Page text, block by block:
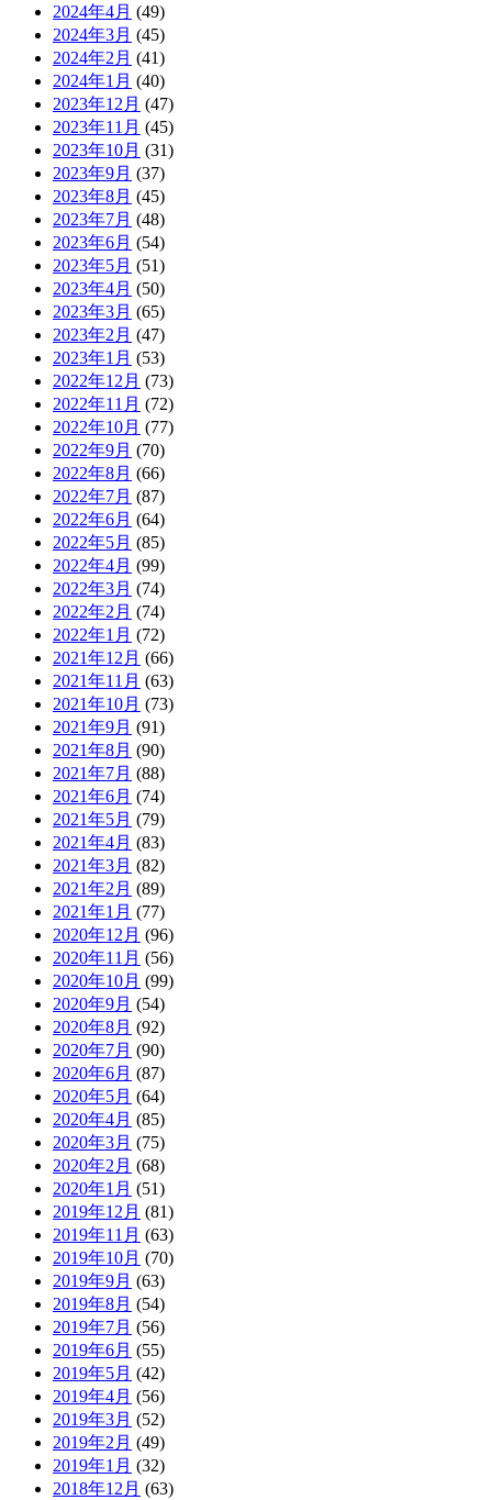
2024年4月 (49)
2024年3月 (45)
2024年2月 (41)
2024年1月 (40)
2023年12月 (47)
2023年11月 (45)
2023年10月 (31)
2023年9月 (37)
2023年8月 (45)
2023年7月 (48)
2023年6月 (54)
2023年5月 (51)
2023年4月 (50)
2023年3月 (65)
2023年2月 (47)
2023年1月 (53)
2022年12月 (73)
2022年11月 (72)
2022年10月 (77)
2022年9月 (70)
2022年8月 (66)
2022年7月 (87)
2022年6月 (64)
2022年5月 (85)
2022年4月 (99)
2022年3月 (74)
2022年2月 (74)
2022年1月 (72)
2021年12月 (66)
2021年11月 (63)
2021年10月 (73)
2021年9月 (91)
2021年8月 (90)
2021年7月 (88)
2021年6月 (74)
2021年5月 (79)
2021年4月 (83)
2021年3月 (82)
2021年2月 (89)
2021年1月 (77)
2020年12月 (96)
2020年11月 (56)
2020年10月 (99)
2020年9月 (54)
2020年8月 (92)
2020年7月 (90)
2020年6月 (87)
2020年5月 (64)
2020年4月 (85)
2020年3月 (75)
2020年2月 (68)
2020年1月 (51)
2019年12月 (81)
2019年11月 (63)
2019年10月 (70)
2019年9月 (63)
2019年8月 (54)
2019年7月 (56)
2019年6月 (55)
2019年5月 (42)
2019年4月 (56)
2019年3月 (52)
2019年2月 (49)
2019年1月 (32)
2018年12月 (63)